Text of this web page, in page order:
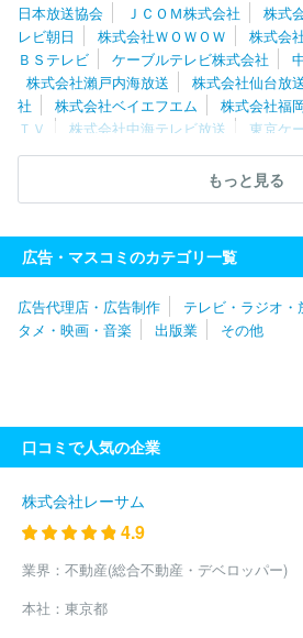
日本放送協会 ＪＣＯＭ株式会社 株式
レビ朝日
株式会社ＷＯＷＯＷ 株式会
ＢＳテレビ
ケーブルテレビ株式会社
株式会社瀨戸内海放送
株式会社仙台放
社
株式会社ベイエフエム 株式会社福
ＴＶ
株式会社中海テレビ放送
東京ケ
社
湘南ケーブルネットワーク株式会社
株式会社倉敷ケーブルテレビ 株式
山放送株式会社
会社テレビユー福島
福島テレビ株式会社
送株式会社
山隂中央テレビジヨン放送株
もっと見る
広告・マスコミのカテゴリ一覧
広告代理店・広告制作 テレビ・ラジオ・
タメ・映画・音楽
出版業 その他
口コミで人気の企業
株式会社レーサム
4.9
業界： 不動産(総合不動産・デベロッパー)
本社： 東京都